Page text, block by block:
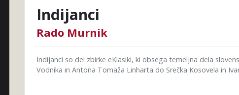
Indijanci
Rado Murnik
Indijanci so del zbirke eKlasiki, ki obsega temeljna dela
Vodnika in Antona Tomaža Linharta do Srečka Kosovela in